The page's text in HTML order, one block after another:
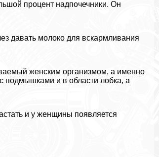
процент надпочечники. Он
давать молоко для вскармливания
женским организмом, а именно
подмышками и в области лобка, а
и у женщины появляется